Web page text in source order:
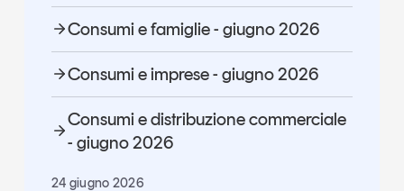
Consumi e famiglie - giugno 2026
Consumi e imprese - giugno 2026
Consumi e distribuzione commerciale
- giugno 2026
24 giugno 2026